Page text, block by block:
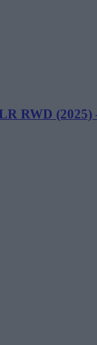
RWD (2025)